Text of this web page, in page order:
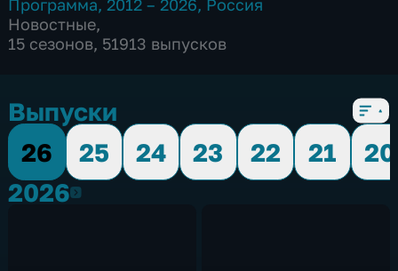
Программа, 2012 – 2026, Россия
Новостные,
15 сезонов, 51913 выпусков
Выпуски
26
25 24 23 22 21
20
20262026